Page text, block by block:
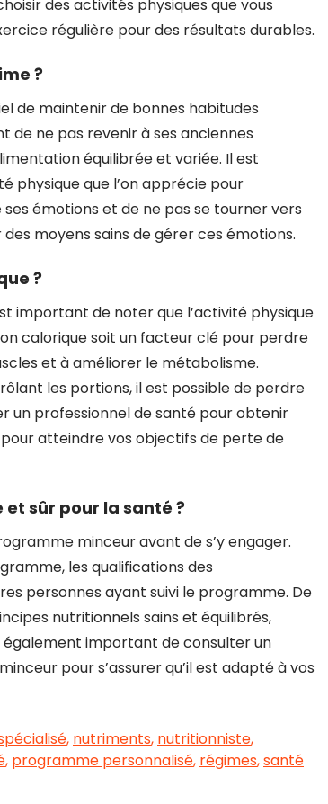
des activités physiques que vous
régulière pour des résultats durables.
?
de maintenir de bonnes habitudes
de ne pas revenir à ses anciennes
équilibrée et variée. Il est
physique que l’on apprécie pour
émotions et de ne pas se tourner vers
moyens sains de gérer ces émotions.
?
important de noter que l’activité physique
calorique soit un facteur clé pour perdre
et à améliorer le métabolisme.
les portions, il est possible de perdre
un professionnel de santé pour obtenir
atteindre vos objectifs de perte de
sûr pour la santé ?
minceur avant de s’y engager.
les qualifications des
personnes ayant suivi le programme. De
nutritionnels sains et équilibrés,
également important de consulter un
pour s’assurer qu’il est adapté à vos
, nutriments, nutritionniste,
, programme personnalisé, régimes,santé